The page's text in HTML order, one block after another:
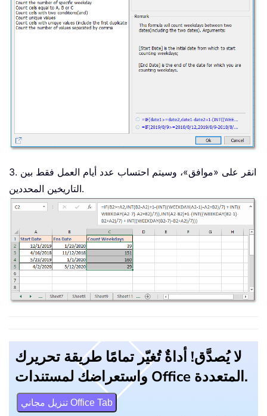
3. انقر على «موافق»، وسيتم احتساب عدد أيام العمل فقط بين
التاريخين المحددين.
لا يُصدَّق! أداةٌ تُغيّر تمامًا طريقة تحريرك
واستعراضك لمستندات Office المتعددة.
تنزيل مجاني Office Tab